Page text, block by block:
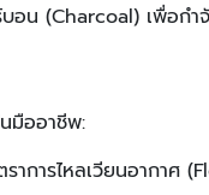
อน (Charcoal) เพื่อก
มืออาชีพ:
ารไหลเวียนอากาศ